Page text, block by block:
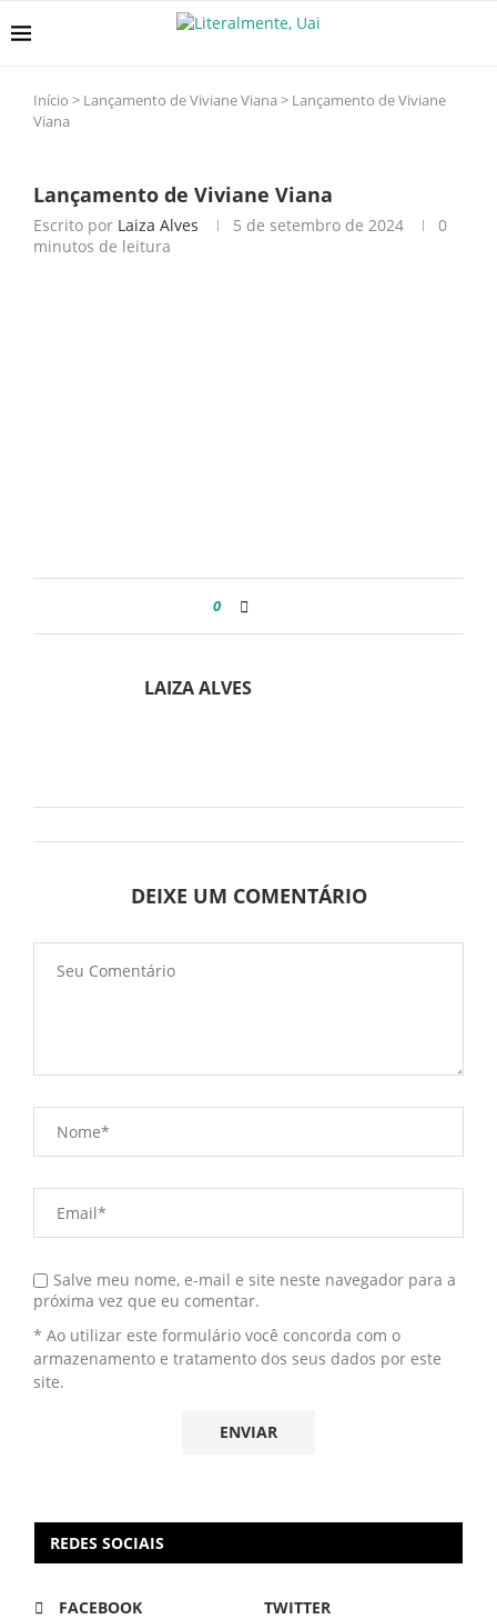
Início > Lançamento de Viviane Viana > Lançamento de Viviane
Viana
Lançamento de Viviane Viana
Escrito por Laiza Alves 5 de setembro de 2024
0
minutos de leitura
0
LAIZA ALVES
DEIXE UM COMENTÁRIO
Salve meu nome, e-mail e site neste navegador para a
próxima vez que eu comentar.
* Ao utilizar este formulário você concorda com o
armazenamento e tratamento dos seus dados por este
site.
REDES SOCIAIS
FACEBOOK
TWITTER